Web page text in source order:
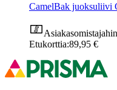
CamelBak juoksuliivi
Etukorttia:89,95 €